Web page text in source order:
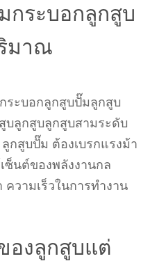
กระบอกลูกสูบ
มาณ
ระบอกลูกสูบปั๊มลูกสูบ
บลูกสูบลูกสูบสามระดับ
กสูบปั๊ม ต้องเบรกแรงม้า
ซ็นต์ของพลังงานกล
วามเร็วในการทำงาน
องลูกสูบแต่